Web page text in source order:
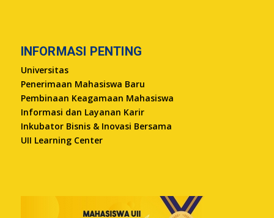
INFORMASI PENTING
Universitas
Penerimaan Mahasiswa Baru
Pembinaan Keagamaan Mahasiswa
Informasi dan Layanan Karir
Inkubator Bisnis & Inovasi Bersama
UII Learning Center